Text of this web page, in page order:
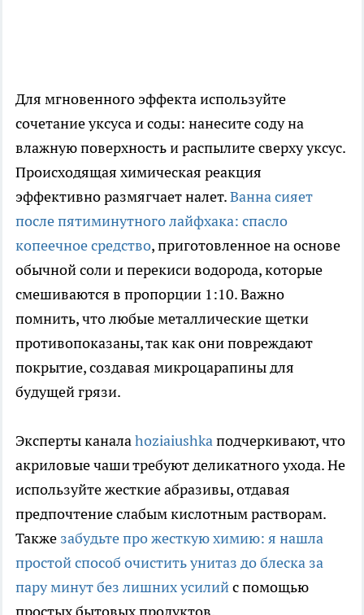
Для мгновенного эффекта используйте
сочетание уксуса и соды: нанесите соду на
влажную поверхность и распылите сверху уксус.
Происходящая химическая реакция
эффективно размягчает налет.Ванна сияет
после пятиминутного лайфхака: спасло
копеечное средство, приготовленное на основе
обычной соли и перекиси водорода, которые
смешиваются в пропорции 1:10. Важно
помнить, что любые металлические щетки
противопоказаны, так как они повреждают
покрытие, создавая микроцарапины для
будущей грязи.
Эксперты каналаhoziaiushkaподчеркивают, что
акриловые чаши требуют деликатного ухода. Не
используйте жесткие абразивы, отдавая
предпочтение слабым кислотным растворам.
Также забудьте про жесткую химию: я нашла
простой способ очистить унитаз до блеска за
пару минут без лишних усилийс помощью